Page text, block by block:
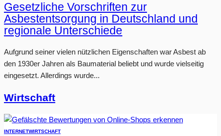
Gesetzliche Vorschriften zur
Asbestentsorgung in Deutschland und
regionale Unterschiede
Aufgrund seiner vielen nützlichen Eigenschaften war Asbest ab
den 1930er Jahren als Baumaterial beliebt und wurde vielseitig
eingesetzt. Allerdings wurde...
Wirtschaft
INTERNETWIRTSCHAFT